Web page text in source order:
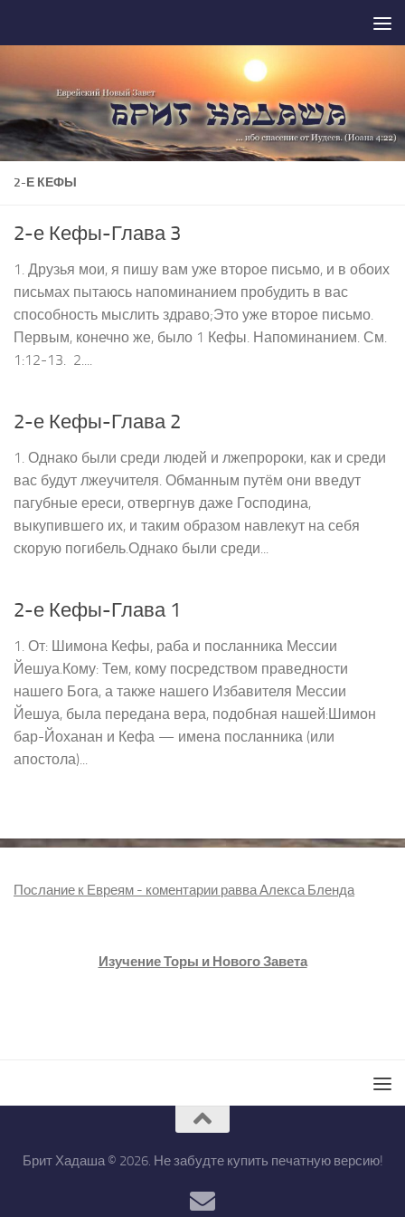
2-Е КЕФЫ
2-е Кефы-Глава 3
1. Друзья мои, я пишу вам уже второе письмо, и в обоих
письмах пытаюсь напоминанием пробудить в вас
способность мыслить здраво;Это уже второе письмо.
Первым, конечно же, было 1 Кефы. Напоминанием. См.
1:12-13. 2....
2-е Кефы-Глава 2
1. Однако были среди людей и лжепророки, как и среди
вас будут лжеучителя. Обманным путём они введут
пагубные ереси, отвергнув даже Господина,
выкупившего их, и таким образом навлекут на себя
скорую погибель.Однако были среди...
2-е Кефы-Глава 1
1. От: Шимона Кефы, раба и посланника Мессии
Йешуа.Кому: Тем, кому посредством праведности
нашего Бога, а также нашего Избавителя Мессии
Йешуа, была передана вера, подобная нашей:Шимон
бар-Йоханан и Кефа — имена посланника (или
апостола)...
Послание к Евреям - коментарии равва Алекса Бленда
Изучение Торы и Нового Завета
Брит Хадаша © 2026. Не забудте купить печатную версию!